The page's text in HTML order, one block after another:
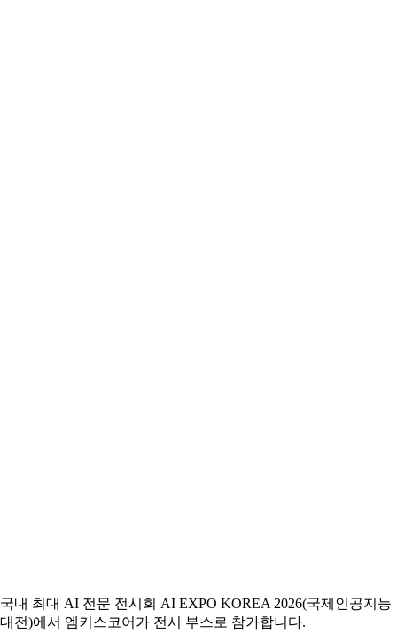
국내 최대 AI 전문 전시회 AI EXPO KOREA 2026(국제인공지능
대전)에서 엠키스코어가 전시 부스로 참가합니다.